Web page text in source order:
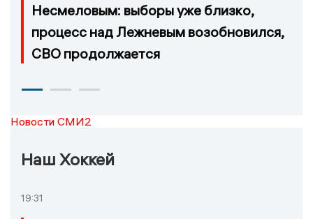
Несмеловым: выборы уже близко,
процесс над Лежневым возобновился,
СВО продолжается
Новости СМИ2
Наш Хоккей
19:31